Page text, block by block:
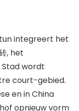
integreert het
, het
wordt
court-gebied.
en in China
opnieuw vorm